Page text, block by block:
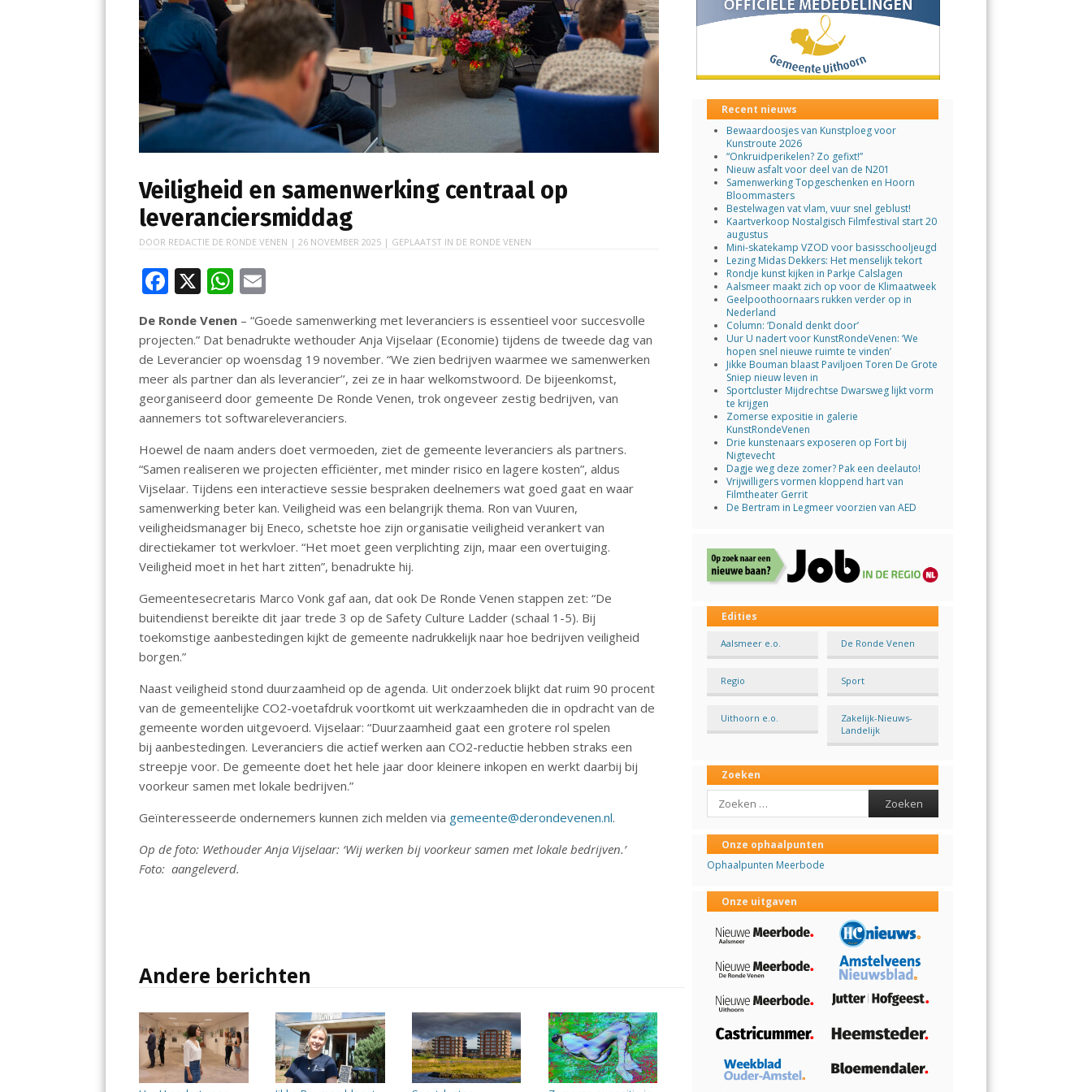
Veiligheid en samenwerking centraal op
leveranciersmiddag
DOOR REDACTIE DE RONDE VENEN |26 NOVEMBER 2025 | GEPLAATST IN DE RONDE VENEN
F
ac
e
b
o
o
k
X W
h
at
s
A
p
ai
l
De Ronde Venen – “Goede samenwerking met leveranciers is essentieel voor succesvolle
projecten.” Dat benadrukte wethouder Anja Vijselaar (Economie) tijdens de tweede dag van
de Leverancier op woensdag 19 november. “We zien bedrijven waarmee we samenwerken
meer als partner dan als leverancier’’, zei ze in haar welkomstwoord. De bijeenkomst,
georganiseerd door gemeente De Ronde Venen, trok ongeveer zestig bedrijven, van
aannemers tot softwareleveranciers.
Hoewel de naam anders doet vermoeden, ziet de gemeente leveranciers als partners.
“Samen realiseren we projecten efficiënter, met minder risico en lagere kosten”, aldus
Vijselaar. Tijdens een interactieve sessie bespraken deelnemers wat goed gaat en waar
samenwerking beter kan. Veiligheid was een belangrijk thema. Ron van Vuuren,
veiligheidsmanager bij Eneco, schetste hoe zijn organisatie veiligheid verankert van
directiekamer tot werkvloer. “Het moet geen verplichting zijn, maar een overtuiging.
Veiligheid moet in het hart zitten”, benadrukte hij.
Gemeentesecretaris Marco Vonk gaf aan, dat ook De Ronde Venen stappen zet: “De
buitendienst bereikte dit jaar trede 3 op de Safety Culture Ladder (schaal 1-5). Bij
toekomstige aanbestedingen kijkt de gemeente nadrukkelijk naar hoe bedrijven veiligheid
borgen.”
Naast veiligheid stond duurzaamheid op de agenda. Uit onderzoek blijkt dat ruim 90 procent
van de gemeentelijke CO2-voetafdruk voortkomt uit werkzaamheden die in opdracht van de
gemeente worden uitgevoerd. Vijselaar: “Duurzaamheid gaat een grotere rol spelen
bij aanbestedingen. Leveranciers die actief werken aan CO2-reductie hebben straks een
streepje voor. De gemeente doet het hele jaar door kleinere inkopen en werkt daarbij bij
voorkeur samen met lokale bedrijven.”
Geïnteresseerde ondernemers kunnen zich melden via gemeente@derondevenen.nl.
Op de foto: Wethouder Anja Vijselaar: ‘Wij werken bij voorkeur samen met lokale bedrijven.’
Foto: aangeleverd.
Andere berichten
Recent nieuws
Bewaardoosjes van Kunstploeg voor
Kunstroute 2026
“Onkruidperikelen? Zo gefixt!”
Nieuw asfalt voor deel van de N201
Samenwerking Topgeschenken en Hoorn
Bloommasters
Bestelwagen vat vlam, vuur snel geblust!
Kaartverkoop Nostalgisch Filmfestival start 20
augustus
Mini-skatekamp VZOD voor basisschooljeugd
Lezing Midas Dekkers: Het menselijk tekort
Rondje kunst kijken in Parkje Calslagen
Aalsmeer maakt zich op voor de Klimaatweek
Geelpoothoornaars rukken verder op in
Nederland
Column: ‘Donald denkt door’
Uur U nadert voor KunstRondeVenen: ‘We
hopen snel nieuwe ruimte te vinden’
Jikke Bouman blaast Paviljoen Toren De Grote
Sniep nieuw leven in
Sportcluster Mijdrechtse Dwarsweg lijkt vorm
te krijgen
Zomerse expositie in galerie
KunstRondeVenen
Drie kunstenaars exposeren op Fort bij
Nigtevecht
Dagje weg deze zomer? Pak een deelauto!
Vrijwilligers vormen kloppend hart van
Filmtheater Gerrit
De Bertram in Legmeer voorzien van AED
Edities
Aalsmeer e.o. De Ronde Venen
Regio Sport
Uithoorn e.o.
Zakelijk-Nieuws-
Landelijk
Zoeken
Search
Onze ophaalpunten
Ophaalpunten Meerbode
Onze uitgaven